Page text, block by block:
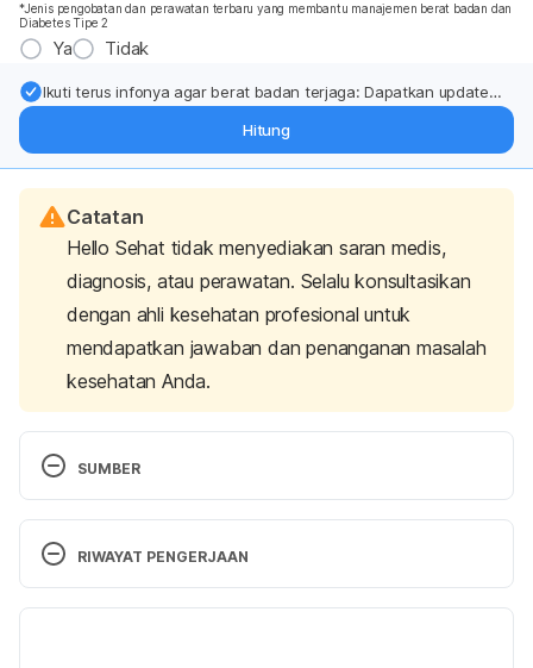
*Jenis pengobatan dan perawatan terbaru yang membantu manajemen berat badan dan
Diabetes Tipe 2
Ya Tidak
Ikuti terus infonya agar berat badan terjaga: Dapatkan update
Hitung
Catatan
Hello Sehat tidak menyediakan saran medis,
diagnosis, atau perawatan. Selalu konsultasikan
dengan ahli kesehatan profesional untuk
mendapatkan jawaban dan penanganan masalah
kesehatan Anda.
SUMBER
DailyMed – APIDRA- insulin glulisine injection,
solution APIDRA SOLOSTAR- insulin glulisine
RIWAYAT PENGERJAAN